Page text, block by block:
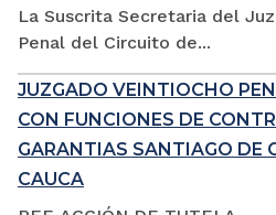
La Suscrita Secretaria del
Penal del Circuito de...
JUZGADO VEINTIOCHO
CON FUNCIONES DE
GARANTIAS SANTIAGO DE
CAUCA